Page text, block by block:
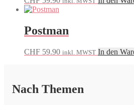
Postman
CHF 59.90 inkl. MWST In den
Nach Themen